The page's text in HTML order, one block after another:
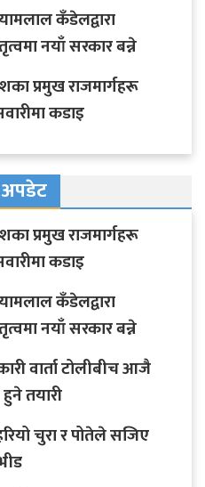
कँडेलद्वारा
नयाँ सरकार बन्ने
प्रमुख राजमार्गहरू
कडाइ
प्रमुख राजमार्गहरू
कडाइ
कँडेलद्वारा
नयाँ सरकार बन्ने
वार्ता टोलीबीच आजै
हुने तयारी
चुरा र पोतेले सजिए